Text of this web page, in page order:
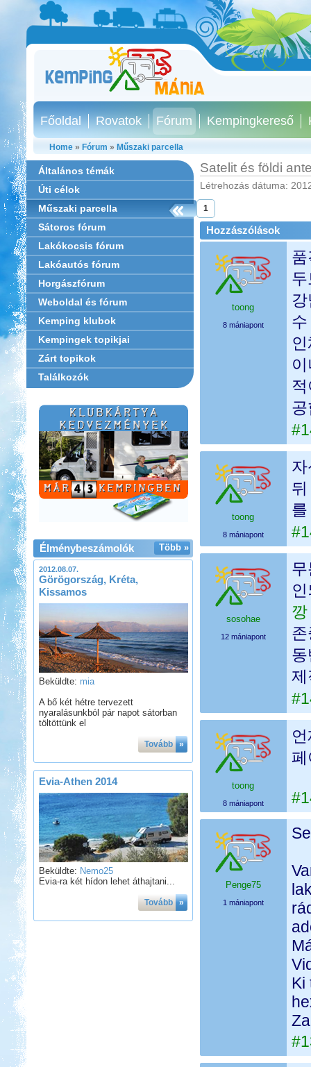
Főoldal Rovatok Fórum Kempingkereső
Home » Fórum » Műszaki parcella
Általános témák
Úti célok
Műszaki parcella
Sátoros fórum
Lakókocsis fórum
Lakóautós fórum
Horgászfórum
Weboldal és fórum
Kemping klubok
Kempingek topikjai
Zárt topikok
Találkozók
Több »
Élménybeszámolók
2012.08.07.
Görögország, Kréta,
Kissamos
Beküldte: mia
A bő két hétre tervezett
nyaralásunkból pár napot sátorban
töltöttünk el
Tovább »
Evia-Athen 2014
Beküldte: Nemo25
Evia-ra két hídon lehet áthajtani...
Tovább »
Satelit és földi
Létrehozás dátuma:
1
Hozzászólások
toong
8 mániapont
toong
8 mániapont
sosohae
12 mániapont
깡
제
toong
8 mániapont
Penge75
1 mániapont
Ki